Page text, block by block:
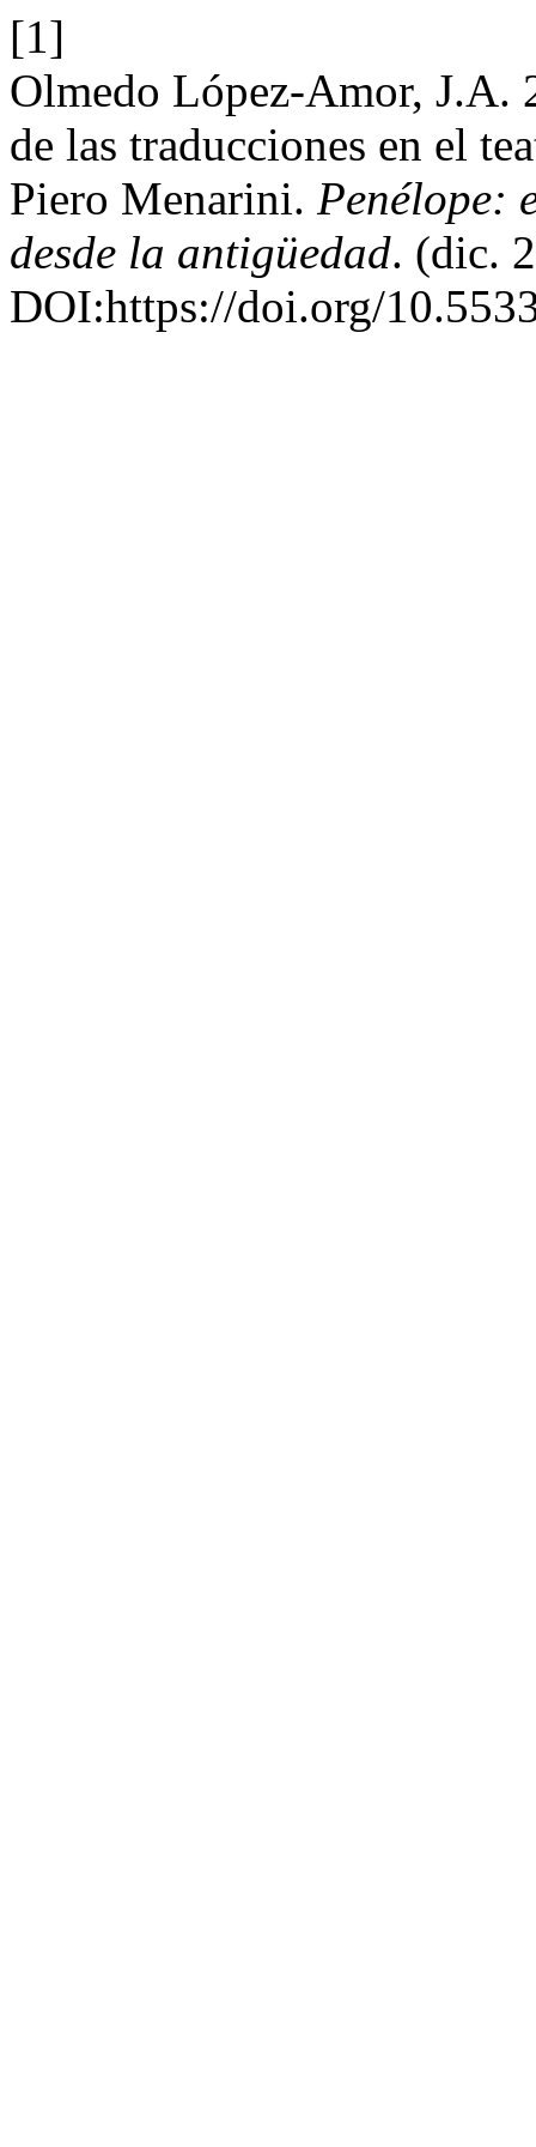
[1]
Olmedo López-Amor, J.A.
de las traducciones en el
Piero Menarini. Penélope:
desde la antigüedad. (dic.
DOI:https://doi.org/